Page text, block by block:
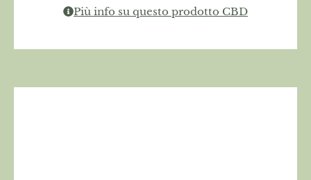
Più info su questo prodotto CBD